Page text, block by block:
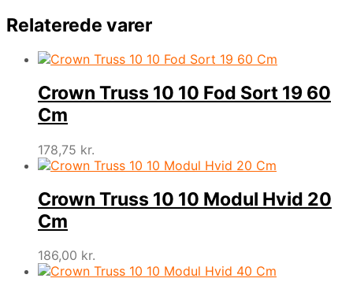
Relaterede varer
Crown Truss 10 10 Fod Sort 19 60
Cm
178,75 kr.
Crown Truss 10 10 Modul Hvid 20
Cm
186,00 kr.